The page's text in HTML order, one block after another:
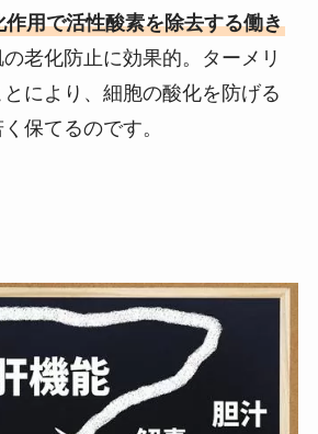
作用で活性酸素を除去する働き
老化防止に効果的。ターメリ
により、細胞の酸化を防げる
保てるのです。